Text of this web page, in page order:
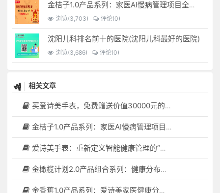
金桔子1.0产品系列：家医AI慢病管理项目全国招募区域合伙人，低投入，高回报，长收益
浏览(3,703) 评论(0)
沈阳儿科排名前十的医院(沈阳儿科最好的医院)
浏览(3,686) 评论(0)
相关文章
买爱诗美手表，免费赠送价值30000元的数智化门店系统一套（含硬件）
金桔子1.0产品系列：家医AI慢病管理项目全国招募区域合伙人，低投入，高回报，长收益
爱诗美手表：重新定义智能健康管理的“医疗级守护者”
金橄榄计划2.0产品组合系列：健康分布机（健康一体机）+慢病管理系统，可落地在健康小屋，社区服务中心等等
金香蕉1.0产品系列：爱诗美家医健康分布机，健康一体机，社区服务中心，药店，健康小屋都需要